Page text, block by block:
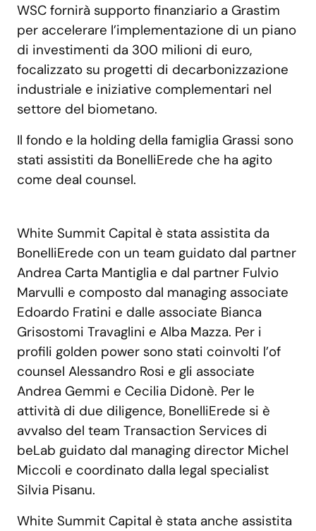
WSC fornirà supporto finanziario a Grastim
per accelerare l’implementazione di un piano
di investimenti da 300 milioni di euro,
focalizzato su progetti di decarbonizzazione
industriale e iniziative complementari nel
settore del biometano.
Il fondo e la holding della famiglia Grassi sono
stati assistiti da BonelliErede che ha agito
come deal counsel.
White Summit Capital è stata assistita da
BonelliErede con un team guidato dal partner
Andrea Carta Mantiglia e dal partner Fulvio
Marvulli e composto dal managing associate
Edoardo Fratini e dalle associate Bianca
Grisostomi Travaglini e Alba Mazza. Per i
profili golden power sono stati coinvolti l’of
counsel Alessandro Rosi e gli associate
Andrea Gemmi e Cecilia Didonè. Per le
attività di due diligence, BonelliErede si è
avvalso del team Transaction Services di
beLab guidato dal managing director Michel
Miccoli e coordinato dalla legal specialist
Silvia Pisanu.
White Summit Capital è stata anche assistita